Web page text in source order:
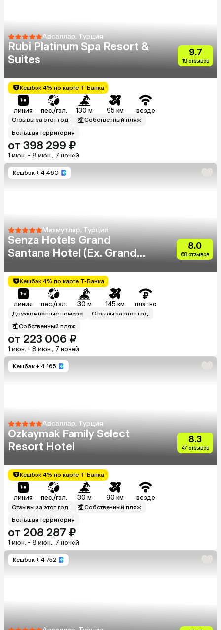
Авсаллар, Турция
Rubi Platinum Spa Resort &
Suites
9.7
19 отзывов
Кешбэк 4% по карте Т-Банка
линия пес./гал. 130 м 95 км везде
Отзывы за этот год
Собственный пляж
Большая территория
от 398 299 ₽
1 июн. - 8 июн., 7 ночей
Кешбэк + 4 460
Махмутлар, Турция
Senza Hotels Grand
Santana Hotel (Ex. Grand
8.0
68 отзывов
Кешбэк 4% по карте Т-Банка
линия пес./гал. 30 м 145 км платно
Двухкомнатные номера
Отзывы за этот год
Собственный пляж
от 223 006 ₽
1 июн. - 8 июн., 7 ночей
Кешбэк + 4 165
Авсаллар, Турция
Ozkaymak Family Select
Resort Hotel
8.3
47 отзывов
Кешбэк 4% по карте Т-Банка
линия пес./гал. 30 м 90 км везде
Отзывы за этот год
Собственный пляж
Большая территория
от 208 287 ₽
1 июн. - 8 июн., 7 ночей
Кешбэк + 4 752